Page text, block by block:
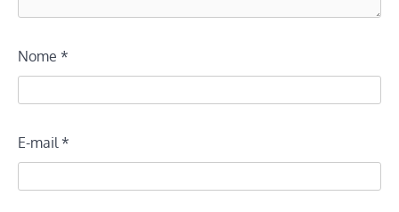
Nome *
E-mail *